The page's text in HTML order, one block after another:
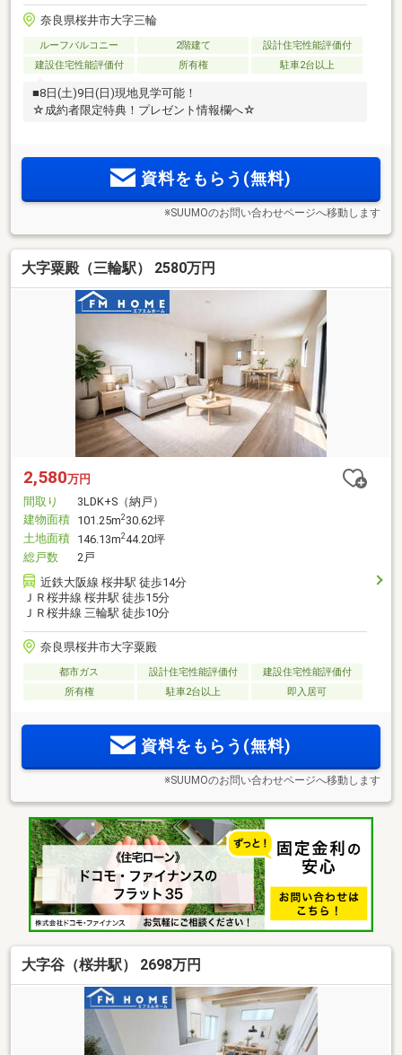
奈良県桜井市大字三輪
ルーフバルコニー 2階建て
設計住宅性能評価付
建設住宅性能評価付
所有権 駐車2台以上
■8日(土)9日(日)現地見学可能！
☆成約者限定特典！プレゼント情報欄へ☆
資料をもらう(無料)
※SUUMOのお問い合わせページへ移動します
大字粟殿（三輪駅） 2580万円
2,580万円
間取り
3LDK+S（納戸）
建物面積 101.25m2 30.62坪
土地面積 146.13m244.20坪
総戸数
2戸
近鉄大阪線 桜井駅 徒歩14分
ＪＲ桜井線 桜井駅 徒歩15分
ＪＲ桜井線 三輪駅 徒歩10分
奈良県桜井市大字粟殿
都市ガス 設計住宅性能評価付
建設住宅性能評価付
所有権
駐車2台以上 即入居可
資料をもらう(無料)
※SUUMOのお問い合わせページへ移動します
大字谷（桜井駅） 2698万円